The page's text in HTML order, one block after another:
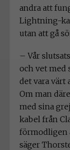
andra att
Lightning-
utan att gå
– Vår
och vet med
det vara värt
Om man
med sina
kabel från
förmodligen
säger